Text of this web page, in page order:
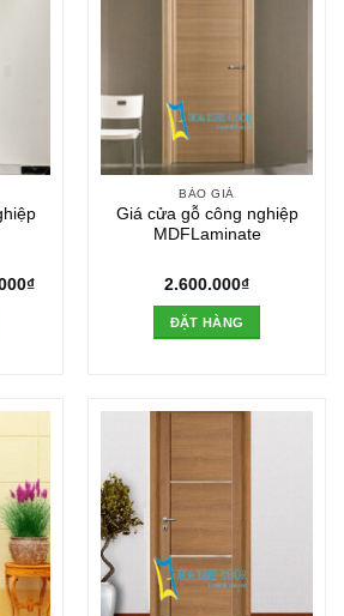
₫Giá
BÁO GIÁ
Giá cửa gỗ công nghiệp
MDFLaminate
2.600.000₫
ĐẶT HÀNG